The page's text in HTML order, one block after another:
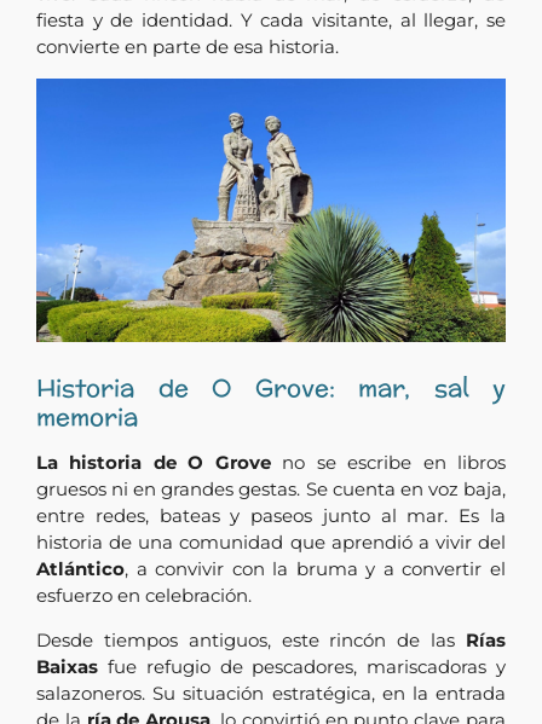
fiesta y de identidad. Y cada visitante, al llegar, se
convierte en parte de esa historia.
Historia de O Grove: mar, sal y
memoria
La historia de O Groveno se escribe en libros
gruesos ni en grandes gestas. Se cuenta en voz baja,
entre redes, bateas y paseos junto al mar. Es la
historia de una comunidad que aprendió a vivir del
Atlántico, a convivir con la bruma y a convertir el
esfuerzo en celebración.
Desde tiempos antiguos, este rincón de las Rías
Baixas fue refugio de pescadores, mariscadoras y
salazoneros. Su situación estratégica, en la entrada